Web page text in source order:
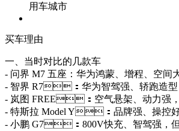
用车城市
买车理由
一、当时对比的几款车
- 问界 M7 五座：华为鸿蒙、增程、空间
- 智界 R7：华为智驾强、轿跑造型
- 岚图 FREE：空气悬架、动力强，
- 特斯拉 Model Y：品牌强、操控好
- 小鹏 G7：800V快充、智驾强，